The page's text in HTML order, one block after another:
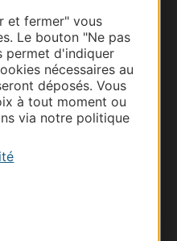
et fermer" vous
Le bouton "Ne pas
permet d'indiquer
nécessaires au
déposés. Vous
à tout moment ou
via notre politique
recevoir des
visites et de sorties.